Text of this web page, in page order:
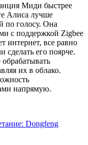
Миди быстрее
Алиса лучше
по голосу. Она
с поддержкой Zigbee
интернет, все равно
сделать его поярче.
их в облако.
напрямую.
Dongfeng